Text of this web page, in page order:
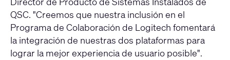
QSC. "Creemos que nuestra inclusión en el
Programa de Colaboración de Logitech fomentará
la integración de nuestras dos plataformas para
lograr la mejor experiencia de usuario posible".